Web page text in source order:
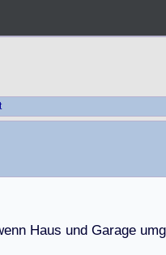
enn Haus und Garage umg